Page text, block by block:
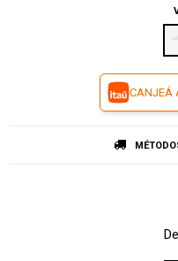
CANJEÁ